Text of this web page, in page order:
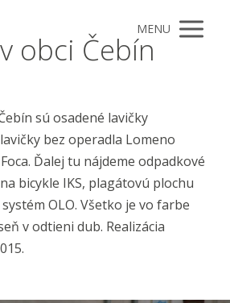
MENU
obci Čebín
sú osadené lavičky
bez operadla Lomeno
Ďalej tu nájdeme odpadkové
bicykle IKS, plagátovú plochu
OLO. Všetko je vo farbe
v odtieni dub. Realizácia